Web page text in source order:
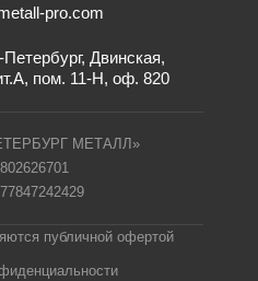
pro.com
Двинская,
пом. 11-Н, оф. 820
МЕТАЛЛ»
публичной офертой